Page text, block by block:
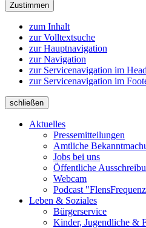
Zustimmen
zum Inhalt
zur Volltextsuche
zur Hauptnavigation
zur Navigation
zur Servicenavigation im
zur Servicenavigation im
schließen
Aktuelles
Pressemitteilungen
Amtliche
Jobs bei uns
Öffentliche
Webcam
Podcast
Leben & Soziales
Bürgerservice
Kinder, Jugendliche &